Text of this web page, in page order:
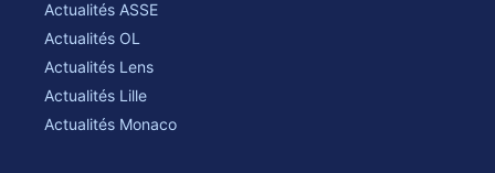
Actualités ASSE
Actualités OL
Actualités Lens
Actualités Lille
Actualités Monaco